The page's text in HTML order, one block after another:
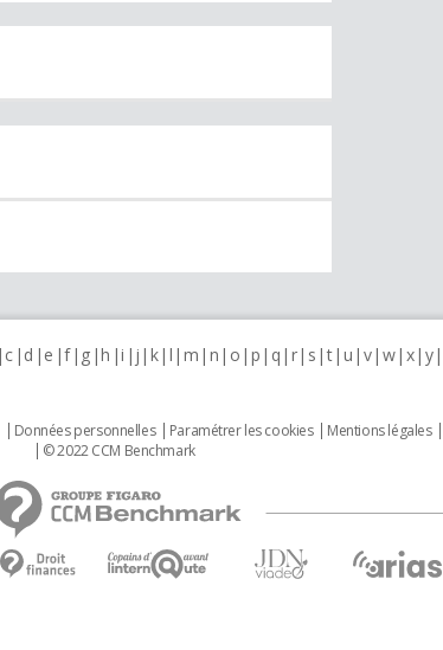
c d e f g h i j k l m n o p q r s t u v w x y
Données personnelles Paramétrer les cookies Mentions légales
© 2022 CCM Benchmark